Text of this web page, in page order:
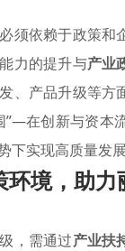
须依赖于政策和
力的提升与产业
、产品升级等
”—在创新与资本
实现高质量发
环境，助
，需通过产业扶